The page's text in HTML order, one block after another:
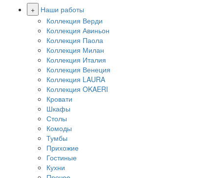
+
Наши работы
Коллекция Верди
Коллекция Авиньон
Коллекция Паола
Коллекция Милан
Коллекция Италия
Коллекция Венеция
Коллекция LAURA
Коллекция OKAERI
Кровати
Шкафы
Столы
Комоды
Тумбы
Прихожие
Гостиные
Кухни